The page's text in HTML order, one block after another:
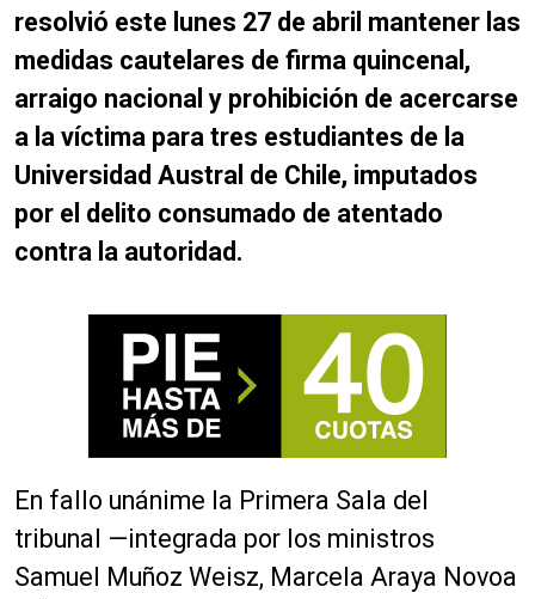
resolvió este lunes 27 de abril mantener las
medidas cautelares de firma quincenal,
arraigo nacional y prohibición de acercarse
a la víctima para tres estudiantes de la
Universidad Austral de Chile, imputados
por el delito consumado de atentado
contra la autoridad.
En fallo unánime la Primera Sala del
tribunal —integrada por los ministros
Samuel Muñoz Weisz, Marcela Araya Novoa